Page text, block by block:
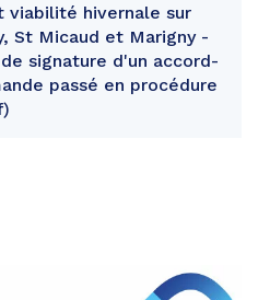
viabilité hivernale sur
St Micaud et Marigny -
signature d'un accord-
passé en procédure